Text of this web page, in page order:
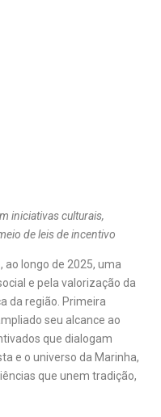
iniciativas culturais,
de leis de incentivo
longo de 2025, uma
e pela valorização da
da região. Primeira
seu alcance ao
que dialogam
e o universo da Marinha,
que unem tradição,